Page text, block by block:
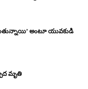
అంటూ యువకుడి
మృతి